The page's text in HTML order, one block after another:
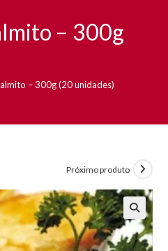
– 300g
– 300g (20 unidades)
Próximo produto
🔍